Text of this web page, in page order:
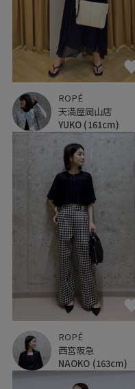
ROPÉ
天満屋岡山店
YUKO (161cm)
ROPÉ
西宮阪急
NAOKO (163cm)